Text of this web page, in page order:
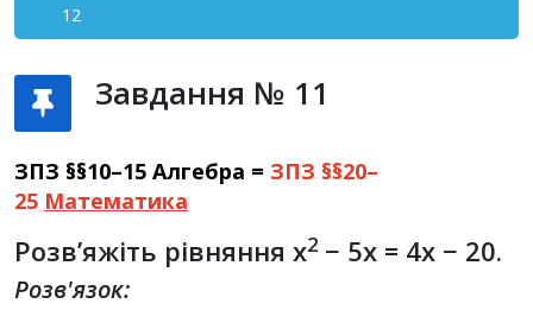
12
Завдання № 11
ЗПЗ §§10–15 Алгебра = ЗПЗ §§20–
25 Математика
Розв’яжіть рівняння x2 − 5x = 4x − 20.
Розв'язок: